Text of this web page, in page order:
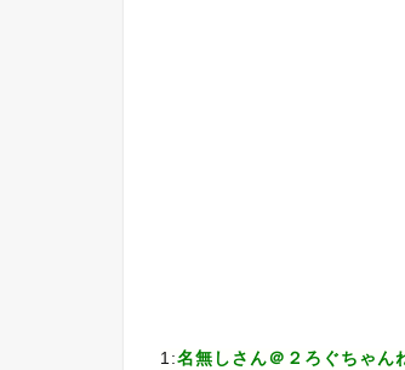
1:名無しさん＠２ろぐちゃん